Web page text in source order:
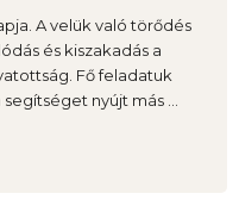
A velük való törődés
és kiszakadás a
Fő feladatuk
nyújt más ...